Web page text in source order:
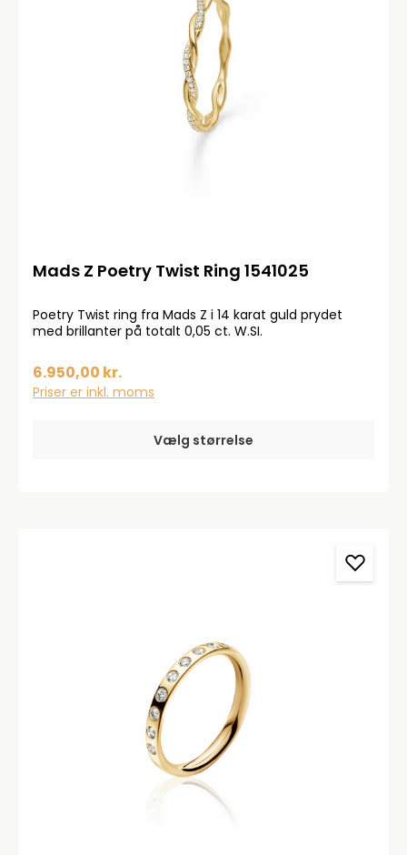
Mads Z Poetry Twist Ring 1541025
Poetry Twist ring fra Mads Z i 14 karat guld prydet
med brillanter på totalt 0,05 ct. W.SI.
6.950,00 kr.
Priser er inkl. moms
Vælg størrelse